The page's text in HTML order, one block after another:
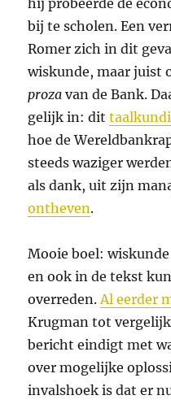
hij probeerde de
bij te scholen. Een
Romer zich in dit
wiskunde, maar juist
proza van de Bank.
gelijk in: dit
hoe de
steeds waziger
als dank, uit zijn
ontheven.
Mooie boel:
en ook in de tekst
overreden.Al eerder
Krugman tot
bericht eindigt met
over mogelijke
invalshoek is dat er